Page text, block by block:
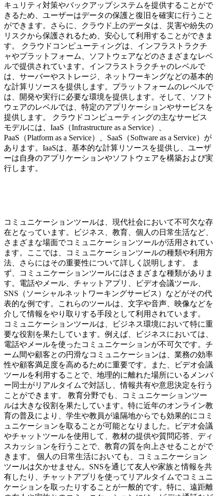
キュリティ対策やバックアップシステムを提供することがで
きるため、ユーザーはデータの保護と復旧を確実に行うこと
ができます。さらに、クラウド上のデータは、災害や紛失の
リスクから保護されるため、安心して利用することができま
す。 クラウドコンピューティングは、インフラストラクチ
ャやプラットフォーム、ソフトウェアなどのさまざまなレベ
ルで提供されています。インフラストラクチャのレベルで
は、サーバーやストレージ、ネットワーキングなどの基本的
な計算リソースを提供します。プラットフォームのレベルで
は、開発や実行に必要な環境を提供します。そして、ソフト
ウェアのレベルでは、特定のアプリケーションやサービスを
提供します。 クラウドコンピューティングの主なサービス
モデルには、IaaS（Infrastructure as a Service）、
PaaS（Platform as a Service）、SaaS（Software as a Service）が
あります。IaaSは、基本的な計算リソースを提供し、ユーザ
ーは自身のアプリケーションやソフトウェアを構築および実
行します。
コミュニケーションツールは、現代社会において不可欠な存
在となっています。ビジネス、教育、個人の日常生活など、
さまざまな場面でコミュニケーションツールが活用されてい
ます。ここでは、コミュニケーションツールの種類や利用方
法、さらにはその重要性について詳しく説明します。 ま
ず、コミュニケーションツールにはさまざまな種類がありま
す。電話やメール、チャットアプリ、ビデオ会議ツール、
SNS（ソーシャルネットワーキングサービス）などがその代
表的な例です。これらのツールは、文字や音声、映像などを
介して情報をやり取りする手段として利用されています。
コミュニケーションツールは、ビジネス環境において特に重
要な役割を果たしています。例えば、ビジネスにおいては、
電話やメールを使ったコミュニケーションが不可欠です。チ
ーム間や顧客との円滑なコミュニケーションは、業務の効率
性や顧客満足度を高めるために重要です。また、ビデオ会議
ツールを利用することで、地理的に離れた場所にいるメンバ
ー同士がリアルタイムで対話し、情報共有や意思決定を行う
ことができます。 教育分野でも、コミュニケーションツー
ルは大きな役割を果たしています。特に近年のオンライン教
育の普及により、学生や教員が遠隔地からでも効果的にコミ
ュニケーションを取ることが可能となりました。ビデオ会議
やチャットツールを使用して、教材の提供や質問応答、ディ
スカッションを行うことで、教育の質を向上させることがで
きます。 個人の日常生活においても、コミュニケーション
ツールは欠かせません。SNSを通じて友人や家族と情報を共
有したり、チャットアプリを使ってリアルタイムでコミュニ
ケーションを取ったりすることが一般的です。特に、遠距離